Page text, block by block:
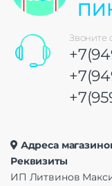
Звоните
Адреса
Реквизиты
ИП Литвинов